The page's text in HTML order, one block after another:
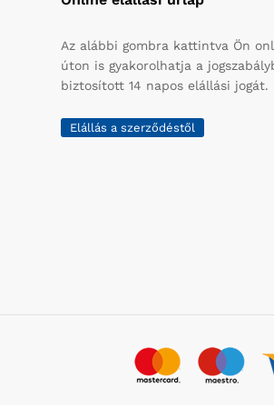
Az alábbi gombra kattintva Ön
úton is gyakorolhatja a
biztosított 14 napos elállási jogát.
Elállás a szerződéstől